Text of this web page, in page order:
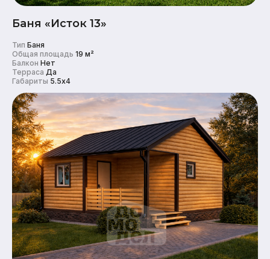
Баня «Исток 13»
Тип Баня
Общая площадь 19 м²
Балкон Нет
Терраса Да
Габариты 5.5x4